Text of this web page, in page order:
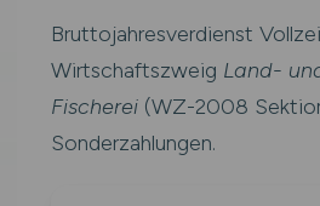
Bruttojahresverdienst
Wirtschaftszweig Land-
Fischerei(WZ-2008
Sonderzahlungen.